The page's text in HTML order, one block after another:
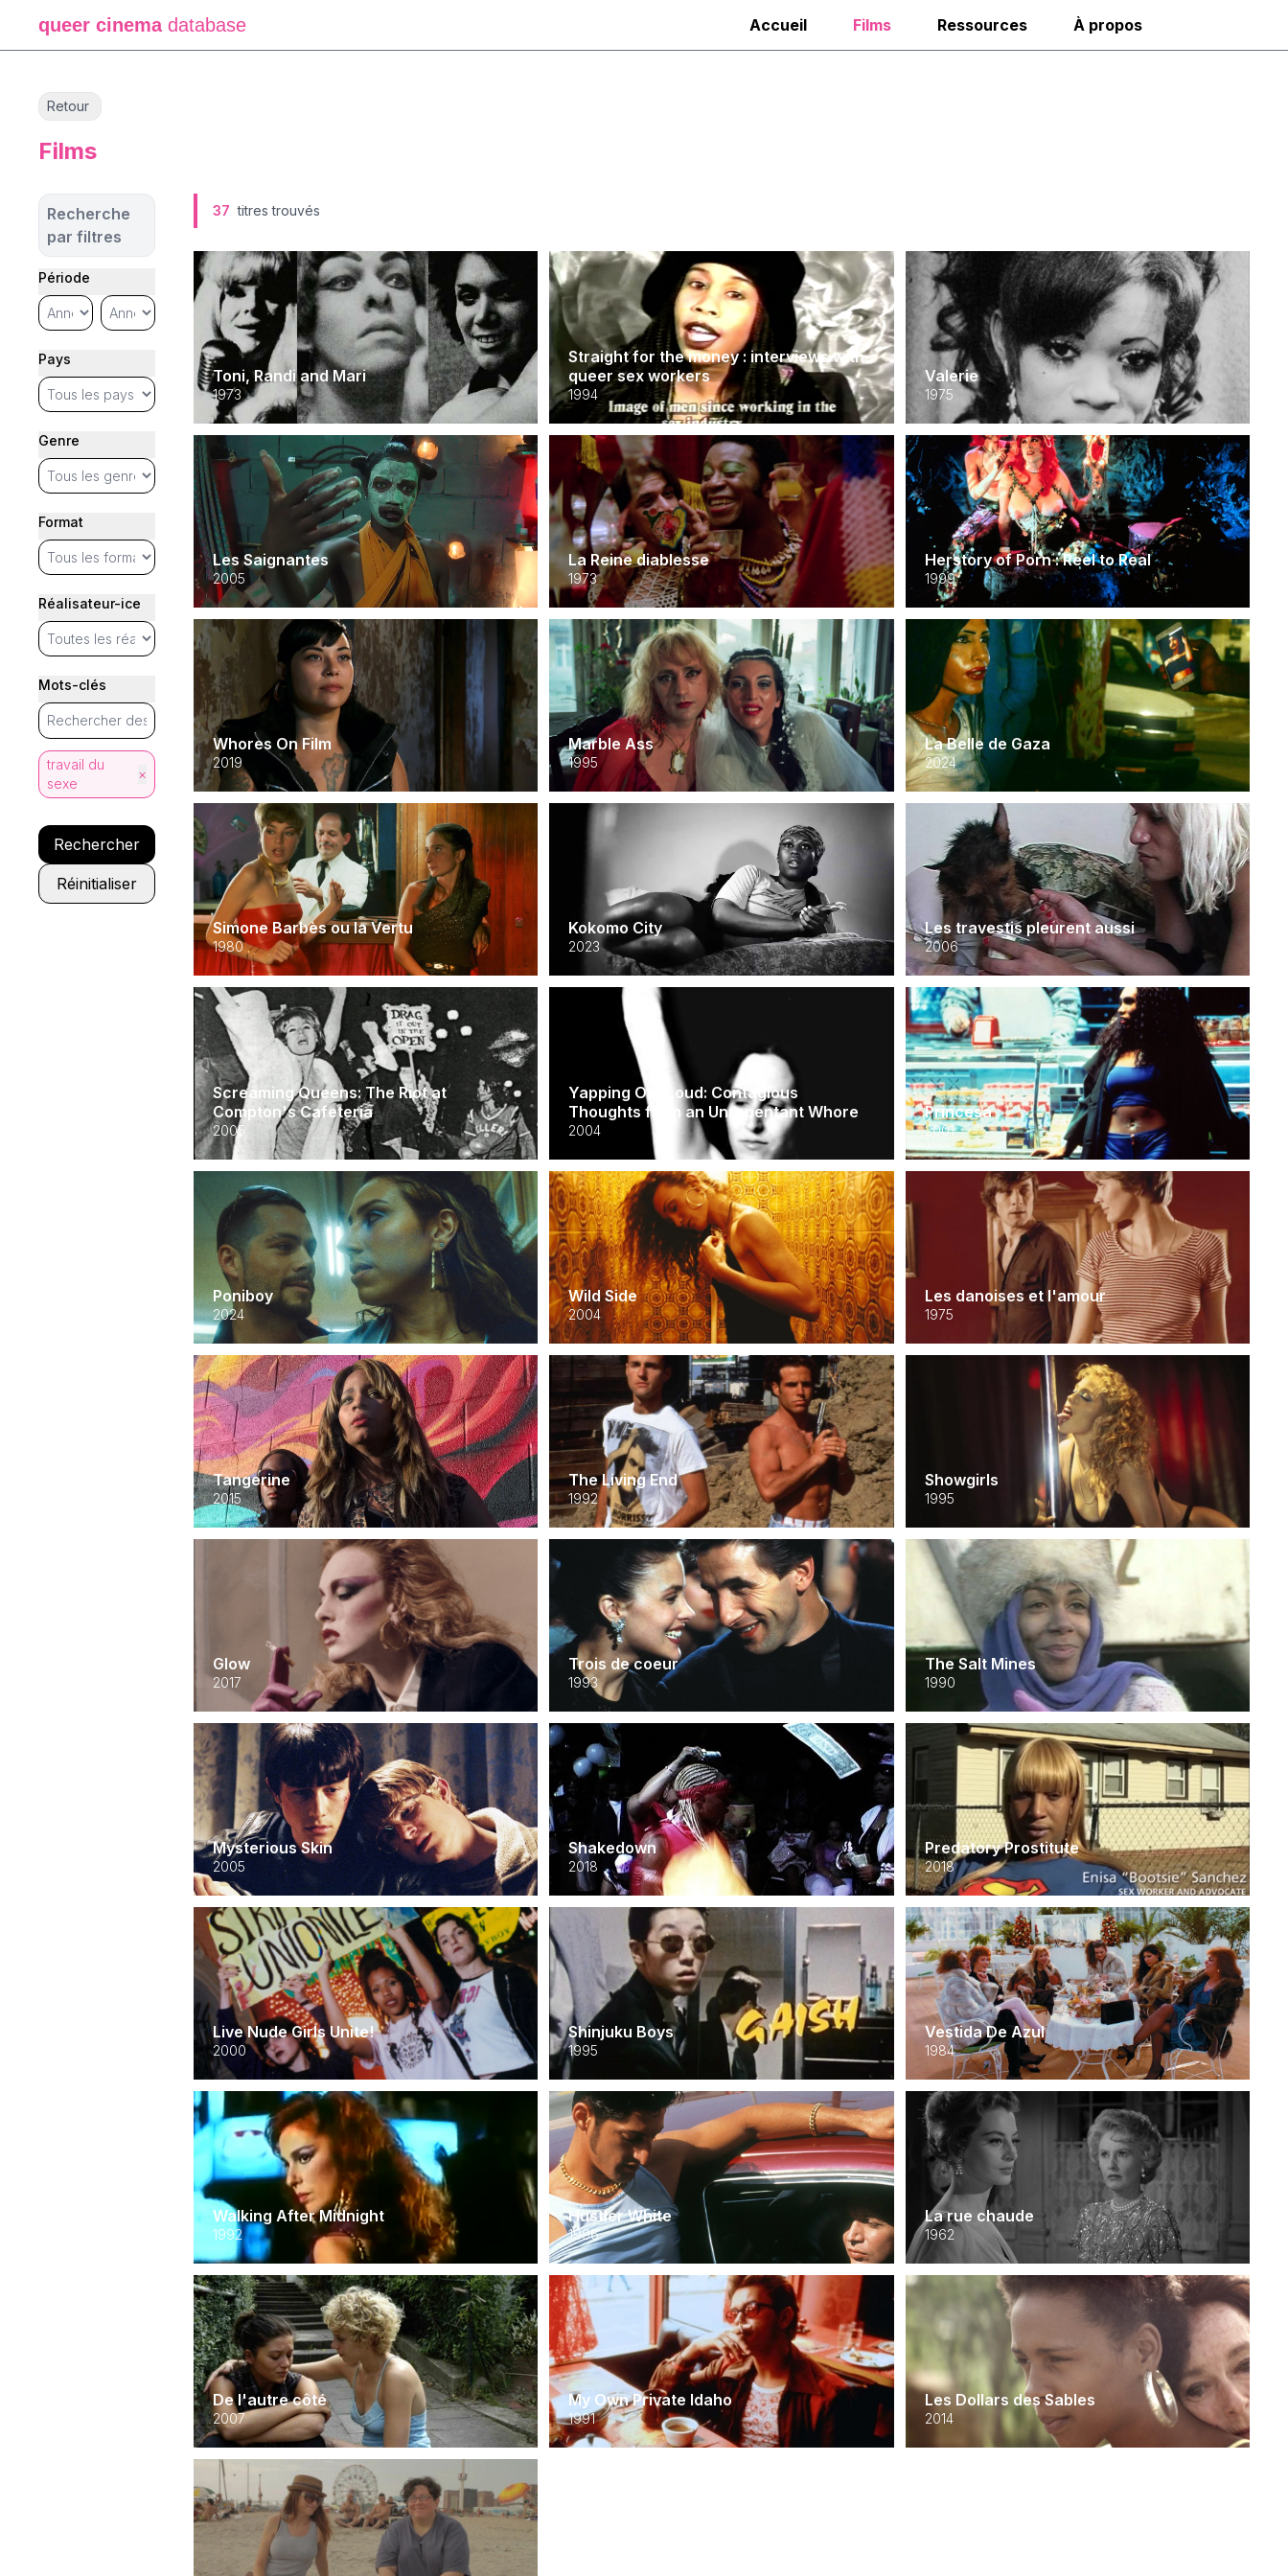
queer cinema database Accueil Films Ressources À propos
Retour
Films
Recherche
par filtres
Période
Pays
Genre
Format
Réalisateur-ice
Mots-clés
travail du
sexe
×
Rechercher
Réinitialiser
37 titres trouvés
Toni, Randi and Mari
1973
Straight for the money : interviews with
queer sex workers
1994
Valerie
1975
Les Saignantes
2005
La Reine diablesse
1973
Herstory of Porn : Reel to Real
1999
Whores On Film
2019
Marble Ass
1995
La Belle de Gaza
2024
Simone Barbès ou la Vertu
1980
Kokomo City
2023
Les travestis pleurent aussi
2006
Screaming Queens: The Riot at
Compton's Cafeteria
2005
Yapping Out Loud: Contagious
Thoughts from an Unrepentant Whore
2004
Princesa
2001
Poniboy
2024
Wild Side
2004
Les danoises et l'amour
1975
Tangerine
2015
The Living End
1992
Showgirls
1995
Glow
2017
Trois de coeur
1993
The Salt Mines
1990
Mysterious Skin
2005
Shakedown
2018
Predatory Prostitute
2018
Live Nude Girls Unite!
2000
Shinjuku Boys
1995
Vestida De Azul
1984
Walking After Midnight
1992
Hustler White
1996
La rue chaude
1962
De l'autre côté
2007
My Own Private Idaho
1991
Les Dollars des Sables
2014